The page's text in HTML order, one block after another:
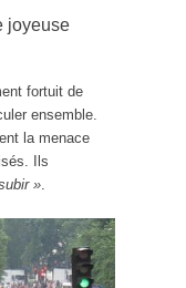
joyeuse
fortuit de
ensemble.
la menace
Ils
».